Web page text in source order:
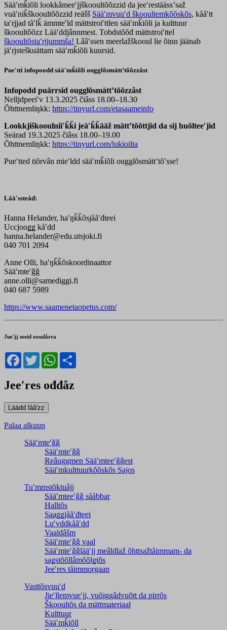
Sääʹmǩiõli lookkâmeeʹjjškooultõõzzid da jeeʹrestäässʼsaž
vuäʹniǩškooultõõzzid reäšš Sääʹmvuuʹd škooultemkõõskõs, kååʹtt
taʹrjjad tåʹlǩ ämmteʹld mättstroiʹttlen sääʹmǩiõli ja kulttuur
škooultõõzz Lääʹddjânnmest. Tobdstõõđ mättstroiʹttel
škooultõstaʹrjjummša! Lââʹssen meerlažškooul lie õinn jäänab
jäʹrjsteškuättam sääʹmǩiõli kuursid.
Pueʹtti infopoodd sääʹmǩiõli ougglõsmättʼtõõzzâst
Infopodd puärrsid ougglõsmättʼtõõzzâst
Nelljdpeeiʹv 13.3.2025 čiâss 18.00–18.30
Õhttnemliŋkk: https://tinyurl.com/etasaameinfo
Lookkjiškooulniiʹǩǩi jeäʹǩǩääž mättʼtõõttjid da sij huõlteeʹjid
Seärad 19.3.2025 čiâss 18.00–19.00
Õhttnemliŋkk: https://tinyurl.com/lukioilta
Pueʹtted tiõrvân mieʹldd sääʹmǩiõli ougglõsmättʼtõʹsse!
Lââʹssteâđ:
Hanna Helander, haʹŋǩǩõsjååʹđteei
Uccjooǥǥ kåʹdd
hanna.helander@edu.utsjoki.fi
040 701 2094
Anne Olli, haʹŋǩǩõskoordinaattor
Sääʹmteʹǧǧ
anne.olli@samediggi.fi
040 687 5989
https://www.saamenetaopetus.com/
Jueʹjj seeid ooudårra
Facebook
TwitterWhatsApp
Jeeʹres ođđâz
Palaa alkuun
Sääʹmteʹǧǧ
Sääʹmteʹǧǧ
Reâuggmen Sääʹmteeʹǧǧest
Sääʹmkulttuurkõõskõs Sajos
Tuʹmmstõktuâjj
Sääʹmteeʹǧǧ sååbbar
Halltõs
Saaǥǥjååʹđteei
Luʹvddkååʹdd
Vaaldâšm
Sääʹmteʹǧǧ vaal
Sääʹmteʹǧǧlääʹjj meâldlaž õhttsažtåimmam- da
saǥstõõllâmõõlǥtõs
Jeeʹres tåimmorgaan
Vasttõsvuuʹd
Jieʹllemvueʹjj, vuõiggâdvuõtt da pirrõs
Škooultõs da mättmateriaal
Kulttuur
Sääʹmǩiõll